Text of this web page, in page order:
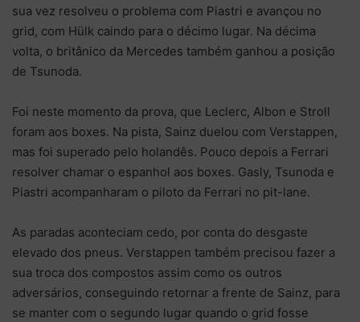
sua vez resolveu o problema com Piastri e avançou no
grid, com Hülk caindo para o décimo lugar. Na décima
volta, o britânico da Mercedes também ganhou a posição
de Tsunoda.
Foi neste momento da prova, que Leclerc, Albon e Stroll
foram aos boxes. Na pista, Sainz duelou com Verstappen,
mas foi superado pelo holandês. Pouco depois a Ferrari
resolver chamar o espanhol aos boxes. Gasly, Tsunoda e
Piastri acompanharam o piloto da Ferrari no pit-lane.
As paradas aconteciam cedo, por conta do desgaste
elevado dos pneus. Verstappen também precisou fazer a
sua troca dos compostos assim como os outros
adversários, conseguindo retornar a frente de Sainz, para
se manter com o segundo lugar quando o grid fosse